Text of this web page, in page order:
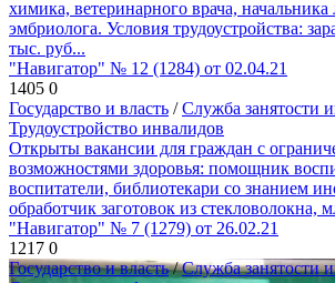
химика, ветеринарного врача, начальника
эмбриолога. Условия трудоустройства:
тыс. руб...
"Навигатор" № 12 (1284) от 02.04.21
1405 0
Государство и власть /Служба занятости
Трудоустройство инвалидов
Открыты вакансии для граждан с
возможностями здоровья: помощник
воспитатели, библиотекари со знанием
обработчик заготовок из стекловолокна,
"Навигатор" № 7 (1279) от 26.02.21
1217 0
Государство и власть/Служба занятости